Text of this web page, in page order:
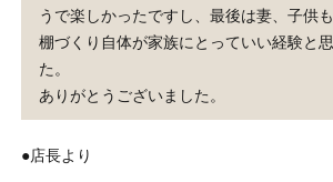
うで楽しかったですし、最後は妻、子供
棚づくり自体が家族にとっていい経験と
た。
ありがとうございました。
●店長より